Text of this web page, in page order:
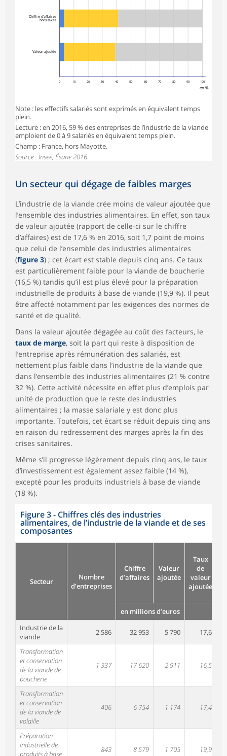
0 10 20 30 40 50 60 70 80 90 100
en %
Chiffre d’affaires
hors taxes
Valeur ajoutée
Note : les effectifs salariés sont exprimés en équivalent temps
plein.
Lecture : en 2016, 59 % des entreprises de l’industrie de la viande
emploient de 0 à 9 salariés en équivalent temps plein.
Champ : France, hors Mayotte.
Source : Insee, Ésane 2016.
Un secteur qui dégage de faibles marges
L’industrie de la viande crée moins de valeur ajoutée que
l’ensemble des industries alimentaires. En effet, son taux
de valeur ajoutée (rapport de celle-ci sur le chiffre
d’affaires) est de 17,6 % en 2016, soit 1,7 point de moins
que celui de l’ensemble des industries alimentaires
(figure 3) ; cet écart est stable depuis cinq ans. Ce taux
est particulièrement faible pour la viande de boucherie
(16,5 %) tandis qu’il est plus élevé pour la préparation
industrielle de produits à base de viande (19,9 %). Il peut
être affecté notamment par les exigences des normes de
santé et de qualité.
Dans la valeur ajoutée dégagée au coût des facteurs, le
taux de marge, soit la part qui reste à disposition de
l’entreprise après rémunération des salariés, est
nettement plus faible dans l’industrie de la viande que
dans l’ensemble des industries alimentaires (21 % contre
32 %). Cette activité nécessite en effet plus d’emplois par
unité de production que le reste des industries
alimentaires ; la masse salariale y est donc plus
importante. Toutefois, cet écart se réduit depuis cinq ans
en raison du redressement des marges après la fin des
crises sanitaires.
Même s’il progresse légèrement depuis cinq ans, le taux
d’investissement est également assez faible (14 %),
excepté pour les produits industriels à base de viande
(18 %).
Figure 3 - Chiffres clés des industries
alimentaires, de l’industrie de la viande et de ses
composantes
Secteur
Nombre
d’entreprises
Chiffre
d’affaires
Valeur
ajoutée
Taux
de
valeur
ajoutée
en millions d’euros
Industrie de la
viande
2 586 32 953 5 790 17,6
Transformation
et conservation
de la viande de
boucherie
1 337 17 620 2 911 16,5
Transformation
et conservation
de la viande de
volaille
406 6 754 1 174 17,4
Préparation
industrielle de
produits à base
843 8 579 1 705 19,9